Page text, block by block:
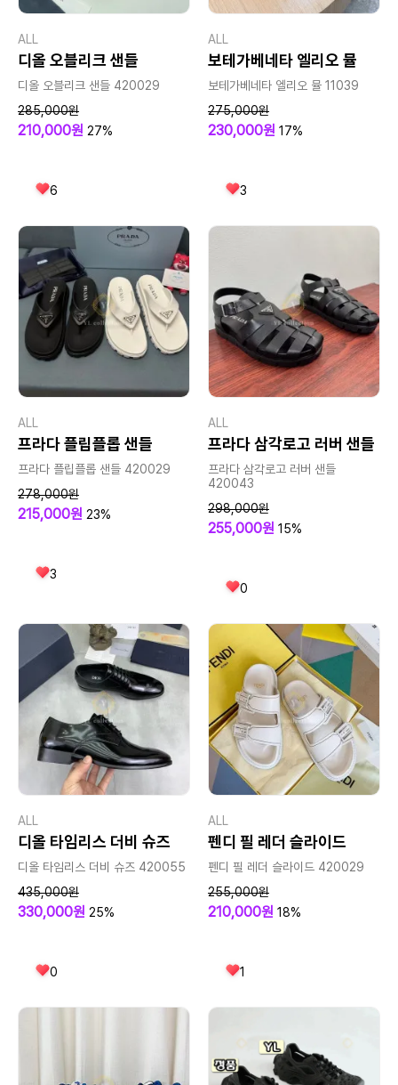
ALL
디올 오블리크 샌들
디올 오블리크 샌들 420029
285,000원
210,000원 27%
6
ALL
보테가베네타 엘리오 뮬
보테가베네타 엘리오 뮬 11039
275,000원
230,000원 17%
3
ALL
프라다 플립플롭 샌들
프라다 플립플롭 샌들 420029
278,000원
215,000원 23%
3
ALL
프라다 삼각로고 러버 샌들
프라다 삼각로고 러버 샌들
420043
298,000원
255,000원 15%
0
ALL
디올 타임리스 더비 슈즈
디올 타임리스 더비 슈즈 420055
435,000원
330,000원 25%
0
ALL
펜디 필 레더 슬라이드
펜디 필 레더 슬라이드 420029
255,000원
210,000원 18%
1